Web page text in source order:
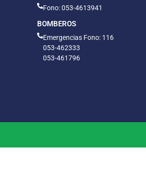
Fono: 053-4613941
BOMBEROS
Emergencias Fono: 116
053-462333
053-461796